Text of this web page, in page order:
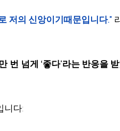
저의 신앙이기때문입니다.”
번 넘게 ‘좋다’라는 반응을
니다: